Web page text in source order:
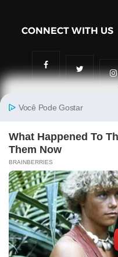
CONNECT WITH US
2026 Memeiros - Site De
Polémicas E Muito Mais! . All
Política De Privacidade
Termos De Uso
Política De Cookies